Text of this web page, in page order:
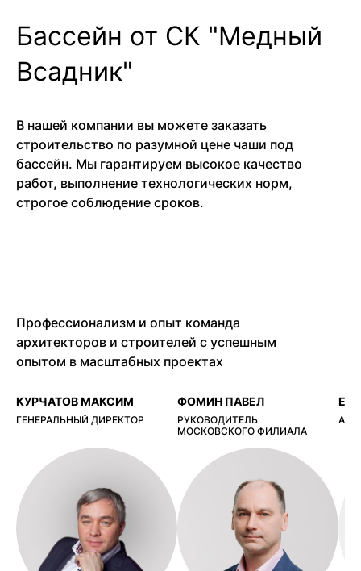
Бассейн от СК "Медный
Всадник"
В нашей компании вы можете заказать
строительство по разумной цене чаши под
бассейн. Мы гарантируем высокое качество
работ, выполнение технологических норм,
строгое соблюдение сроков.
Профессионализм и опыт команда
архитекторов и строителей с успешным
опытом в масштабных проектах
КУРЧАТОВ МАКСИМ
ГЕНЕРАЛЬНЫЙ ДИРЕКТОР
ФОМИН ПАВЕЛ
РУКОВОДИТЕЛЬ
МОСКОВСКОГО ФИЛИАЛА